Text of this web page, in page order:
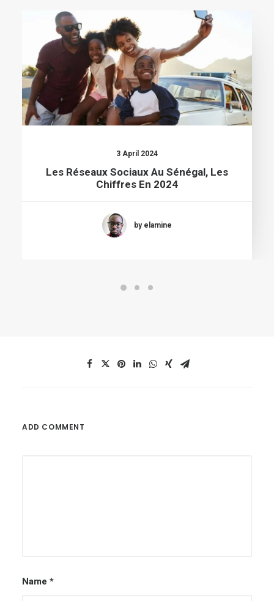
3 April 2024
Les Réseaux Sociaux Au Sénégal, Les
Chiffres En 2024
by elamine
ADD COMMENT
Name *